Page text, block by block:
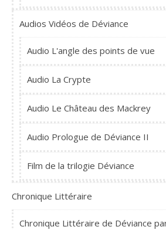
Audios Vidéos de Déviance
Audio L'angle des points de vue
Audio La Crypte
Audio Le Château des Mackrey
Audio Prologue de Déviance II
Film de la trilogie Déviance
Chronique Littéraire
Chronique Littéraire de Déviance